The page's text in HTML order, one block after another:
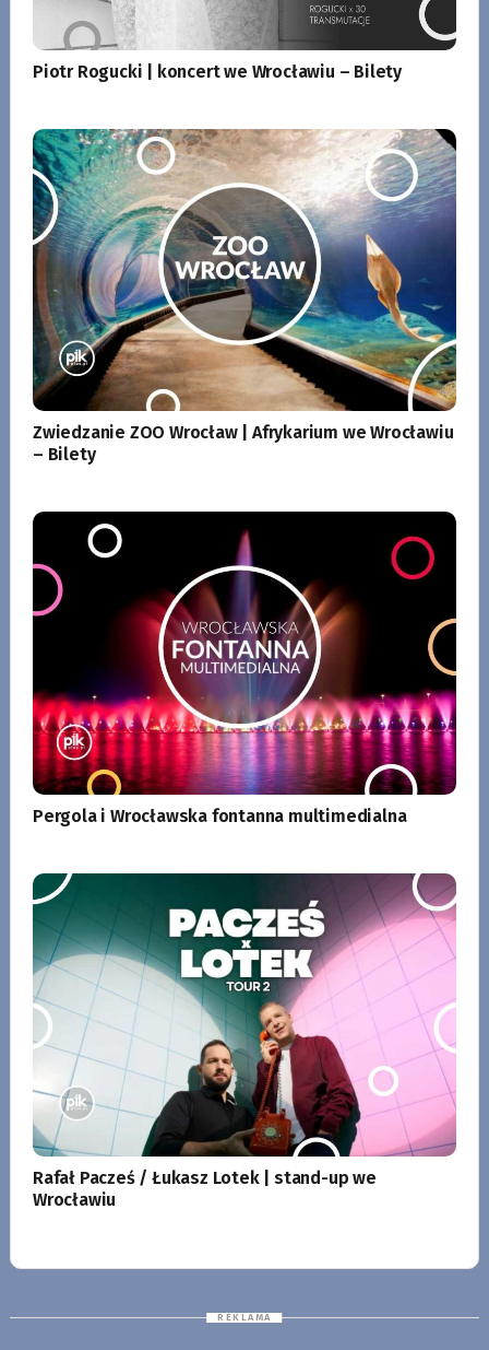
Piotr Rogucki | koncert we Wrocławiu – Bilety
Zwiedzanie ZOO Wrocław | Afrykarium we Wrocławiu
– Bilety
Pergola i Wrocławska fontanna multimedialna
Rafał Pacześ / Łukasz Lotek | stand-up we
Wrocławiu